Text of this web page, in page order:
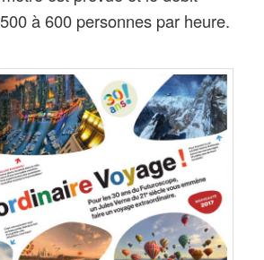
à 600 personnes par heure.